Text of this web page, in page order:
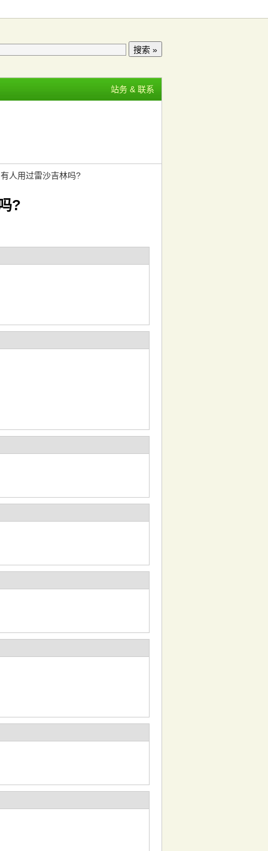
站务 & 联系
人用过雷沙吉林吗?
?